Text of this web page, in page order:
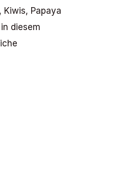
Papaya
diesem